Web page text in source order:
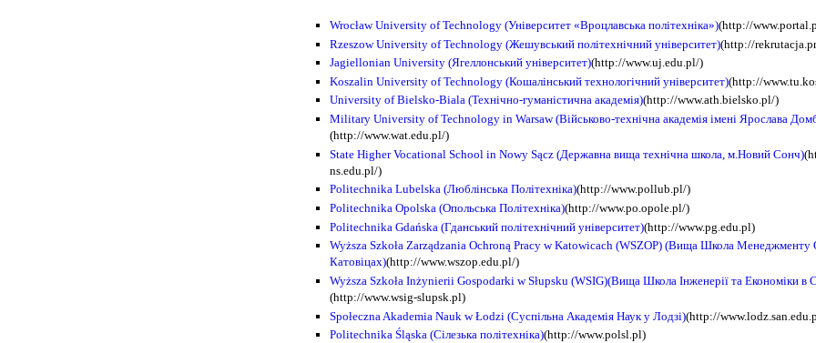
Wrocław University of Technology (Університет «Вроцлавська політехніка»)(http://
Rzeszow University of Technology (Жешувський політехнічний університет)(http://
Jagiellonian University (Ягеллонський університет)(http://www.uj.edu.pl/)
Koszalin University of Technology (Кошалінський технологічний університет)(http://
University of Bielsko-Biala (Технічно-гуманістична академія)(http://www.ath.bielsko.pl/)
Military University of Technology in Warsaw (Військово-технічна академія імені Ярослава
(http://www.wat.edu.pl/)
State Higher Vocational School in Nowy Sącz (Державна вища технічна школа, м.Новий Сонч)
ns.edu.pl/)
Politechnika Lubelska (Люблінська Політехніка)(http://www.pollub.pl/)
Politechnika Opolska (Опольська Політехніка)(http://www.po.opole.pl/)
Politechnika Gdańska (Гданський політехнічний університет)(http://www.pg.edu.pl)
Wyższa Szkoła Zarządzania Ochroną Pracy w Katowicach (WSZOP) (Вища Школа Менеджменту
Катовіцах)(http://www.wszop.edu.pl/)
Wyższa Szkoła Inżynierii Gospodarki w Słupsku (WSIG)(Вища Школа Інженерії та Економіки в
(http://www.wsig-slupsk.pl)
Społeczna Akademia Nauk w Łodzi (Суспільна Академія Наук у Лодзі)(http://
Politechnika Śląska (Сілезька політехніка)(http://www.polsl.pl)